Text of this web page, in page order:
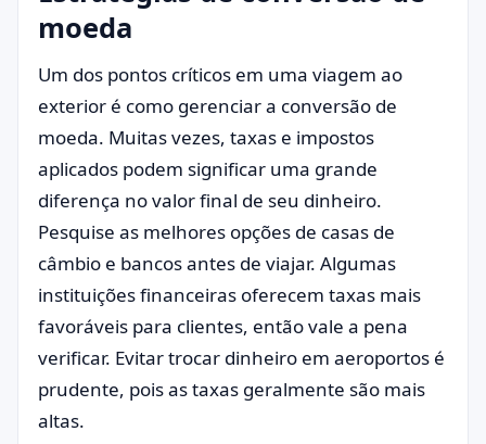
moeda
Um dos pontos críticos em uma viagem ao
exterior é como gerenciar a conversão de
moeda. Muitas vezes, taxas e impostos
aplicados podem significar uma grande
diferença no valor final de seu dinheiro.
Pesquise as melhores opções de casas de
câmbio e bancos antes de viajar. Algumas
instituições financeiras oferecem taxas mais
favoráveis para clientes, então vale a pena
verificar. Evitar trocar dinheiro em aeroportos é
prudente, pois as taxas geralmente são mais
altas.